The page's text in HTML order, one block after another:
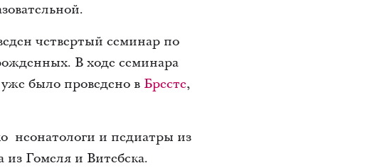
четвертый семинар по
В ходе семинара
было проведено в Бресте,
неонатологи и педиатры из
Гомеля и Витебска.